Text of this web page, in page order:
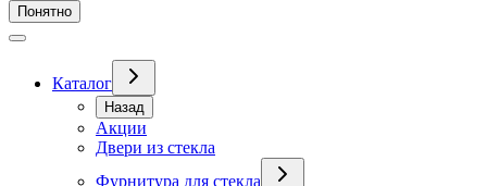
Понятно
Каталог
Назад
Акции
Двери из стекла
Фурнитура для стекла